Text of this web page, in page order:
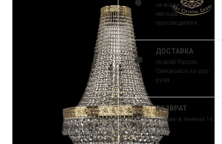
на все модели 30
месяцев от
производителя
ДОСТАВКА
по всей России.
Самовывоз из шоу-
рума
ВОЗВРАТ
и обмен в течении 14
дней